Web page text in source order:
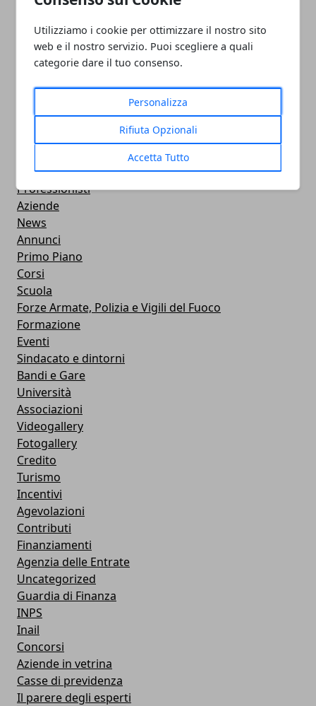
Utilizziamo i cookie per ottimizzare il nostro sito
web e il nostro servizio. Puoi scegliere a quali
categorie dare il tuo consenso.
Personalizza
Rifiuta Opzionali
Accetta Tutto
PULITORE COORDINATORE
05/11/2024
CATEGORIE
Professionisti
Aziende
News
Annunci
Primo Piano
Corsi
Scuola
Forze Armate, Polizia e Vigili del Fuoco
Formazione
Eventi
Sindacato e dintorni
Bandi e Gare
Università
Associazioni
Videogallery
Fotogallery
Credito
Turismo
Incentivi
Agevolazioni
Contributi
Finanziamenti
Agenzia delle Entrate
Uncategorized
Guardia di Finanza
INPS
Inail
Concorsi
Aziende in vetrina
Casse di previdenza
Il parere degli esperti